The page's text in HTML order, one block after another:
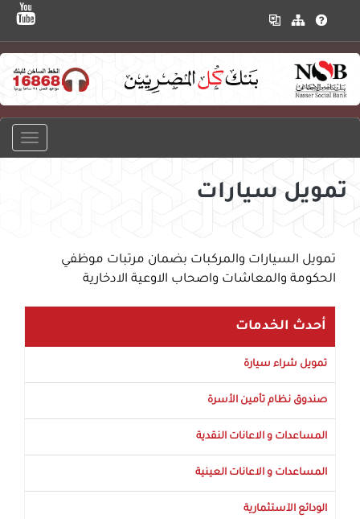
تمويل سيارات
تمويل السيارات والمركبات بضمان مرتبات موظفي
الحكومة والمعاشات واصحاب الاوعية الادخارية
أحدث الخدمات
تمويل شراء سيارة
صندوق نظام تأمين الأسرة
المساعدات و الاعانات النقدية
المساعدات و الاعانات العينية
الودائع الآستثمارية